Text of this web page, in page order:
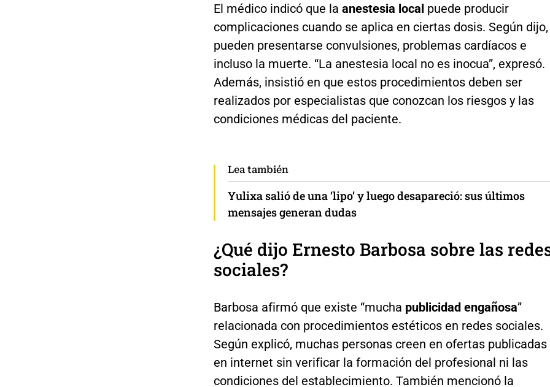
El médico indicó que la anestesia local puede producir
complicaciones cuando se aplica en ciertas dosis. Según dijo,
pueden presentarse convulsiones, problemas cardíacos e
incluso la muerte. “La anestesia local no es inocua”, expresó.
Además, insistió en que estos procedimientos deben ser
realizados por especialistas que conozcan los riesgos y las
condiciones médicas del paciente.
Lea también
Yulixa salió de una ‘lipo’ y luego desapareció: sus últimos
mensajes generan dudas
¿Qué dijo Ernesto Barbosa sobre las
sociales?
Barbosa afirmó que existe “mucha publicidad engañosa”
relacionada con procedimientos estéticos en redes sociales.
Según explicó, muchas personas creen en ofertas publicadas
en internet sin verificar la formación del profesional ni las
condiciones del establecimiento. También mencionó la